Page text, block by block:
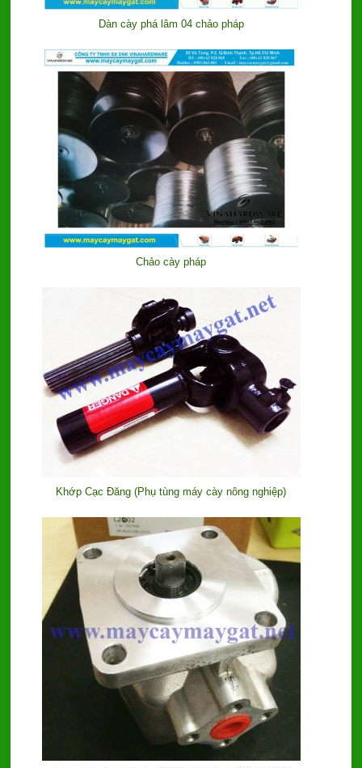
Dàn cày phá lâm 04 chảo pháp
Chảo cày pháp
Khớp Cạc Đăng (Phụ tùng máy cày nông nghiệp)